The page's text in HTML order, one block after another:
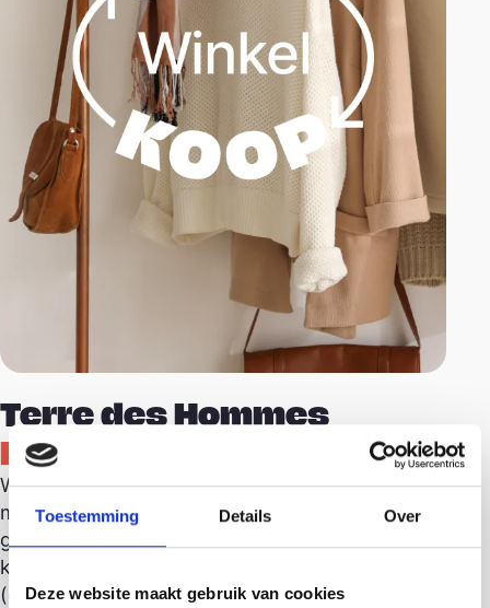
Toestemming Details Over
Deze website maakt gebruik van cookies
Terre des Hommes
Hilversum
Wij zijn heel blij met de mooie spullen die jij niet
meer gebruikt. De volgende spullen kunnen wij
goed gebruiken: dames- heren en
kinderkleding, accessoires, sieraden, boeken
(ook Engelstalig), speelgoed, klein huishoudelijk